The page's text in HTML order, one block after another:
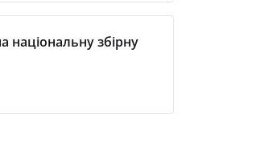
національну збірну